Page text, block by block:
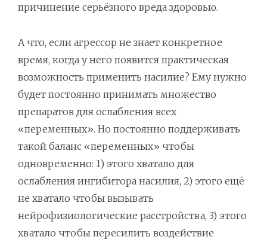
причинение серьёзного вреда здоровью.
А что, если агрессор не знает конкретное
время, когда у него появится практическая
возможность применить насилие? Ему нужно
будет постоянно принимать множество
препаратов для ослабления всех
«переменных». Но постоянно поддерживать
такой баланс «переменных» чтобы
одновременно: 1) этого хватало для
ослабления ингибитора насилия, 2) этого ещё
не хватало чтобы вызывать
нейрофизиологические расстройства, 3) этого
хватало чтобы пересилить воздействие